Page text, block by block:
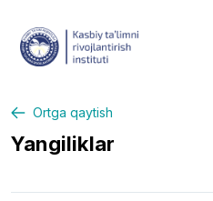
Ortga qaytish
Yangiliklar